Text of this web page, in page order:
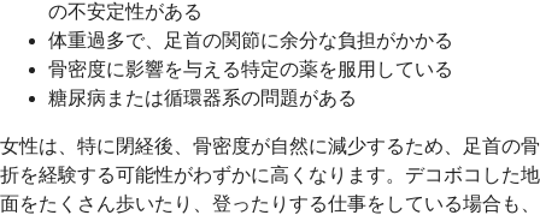
の不安定性がある
体重過多で、足首の関節に余分な負担がかかる
骨密度に影響を与える特定の薬を服用している
糖尿病または循環器系の問題がある
女性は、特に閉経後、骨密度が自然に減少するため、足首の骨
折を経験する可能性がわずかに高くなります。デコボコした地
面をたくさん歩いたり、登ったりする仕事をしている場合も、